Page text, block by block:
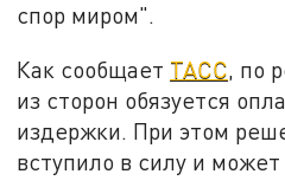
спор миром".
Как сообщает ТАСС, по
из сторон обязуется
издержки. При этом
вступило в силу и